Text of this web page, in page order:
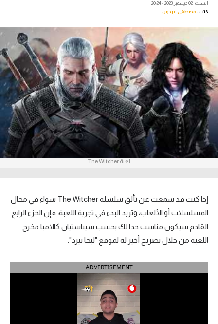
فانتازي في الجول
مسابقة التوقعات
فيديوهات
عدسات
آراء حرة
ركن الألعاب
بطولات
أمريكا 2026
الدوري الإنجليزي الممتاز
الدوري الإسباني
الدوري الإيطالي
الدوري الألماني
الدوري السعودي للمحترفين
السبت، 02 ديسمبر 2023 - 20:24
كتب :مصطفى عرجون
لعبة The Witcher
إذا كنت قد سمعت عن تألق سلسلة The Witcher سواء في مجال
المسلسلات أو الألعاب، وتريد البدء في تجربة اللعبة، فإن الجزء الرابع
القادم سيكون مناسب جدا لك بحسب سيباستيان كالامبا مخرج
اللعبة من خلال تصريح أخير له لموقع "ليجا نيرد".
ADVERTISEMENT